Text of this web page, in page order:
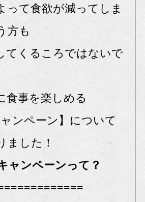
って食欲が減ってしま
方も
てくるころではないで
食事を楽しめる
ャンペーン】について
ました！
ャンペーンって？